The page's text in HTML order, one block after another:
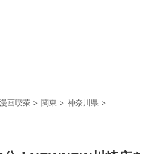
画喫茶 > 関東 > 神奈川県 >